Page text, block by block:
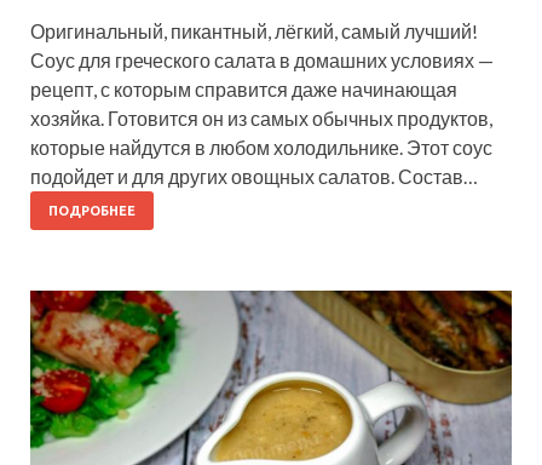
Оригинальный, пикантный, лёгкий, самый лучший!
Соус для греческого салата в домашних условиях —
рецепт, с которым справится даже начинающая
хозяйка. Готовится он из самых обычных продуктов,
которые найдутся в любом холодильнике. Этот соус
подойдет и для других овощных салатов. Состав…
ПОДРОБНЕЕ